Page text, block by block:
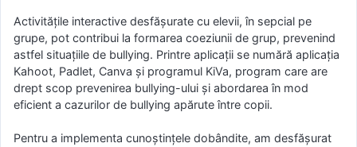
Activitățile interactive desfășurate cu elevii, în sepcial pe
grupe, pot contribui la formarea coeziunii de grup, prevenind
astfel situațiile de bullying. Printre aplicații se numără aplicația
Kahoot, Padlet, Canva și programul KiVa, program care are
drept scop prevenirea bullying-ului și abordarea în mod
eficient a cazurilor de bullying apărute între copii.
Pentru a implementa cunoștințele dobândite, am desfășurat